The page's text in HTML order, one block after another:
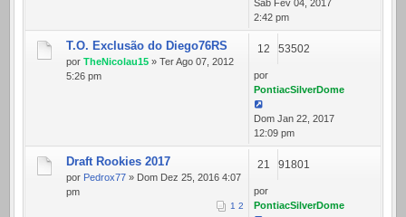
Sáb Fev 04, 2017
2:42 pm
T.O. Exclusão do Diego76RS
por TheNicolau15 » Ter Ago 07, 2012
5:26 pm
12 53502
por
PontiacSilverDome
Dom Jan 22, 2017
12:09 pm
Draft Rookies 2017
por Pedrox77 » Dom Dez 25, 2016 4:07
pm
1 2
21 91801
por
PontiacSilverDome